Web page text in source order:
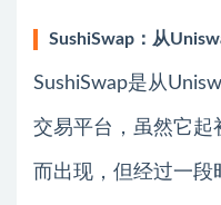
SushiSwap：从
SushiSwap是从
交易平台，虽然它起
而出现，但经过一段